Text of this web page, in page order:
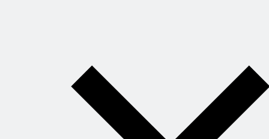
уверенно и
легко?
Книга
секретных